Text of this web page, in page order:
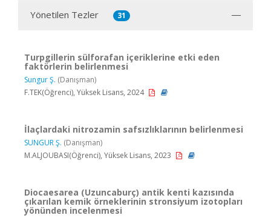
Yönetilen Tezler 31
Turpgillerin sülforafan içeriklerine etki eden
faktörlerin belirlenmesi
Sungur Ş. (Danışman)
F.TEK(Öğrenci), Yüksek Lisans, 2024
İlaçlardaki nitrozamin safsızlıklarının belirlenmesi
SUNGUR Ş. (Danışman)
M.ALJOUBASI(Öğrenci), Yüksek Lisans, 2023
Diocaesarea (Uzuncaburç) antik kenti kazısında
çıkarılan kemik örneklerinin stronsiyum izotopları
yönünden incelenmesi